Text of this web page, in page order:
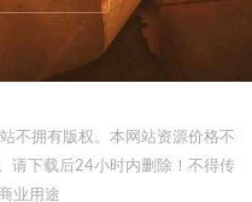
不拥有版权。本网站资源价格不
请下载后24小时内删除！不得传
业用途